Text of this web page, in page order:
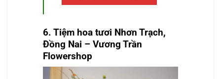
6. Tiệm hoa tươi Nhơn Trạch,
Đồng Nai – Vương Trần
Flowershop